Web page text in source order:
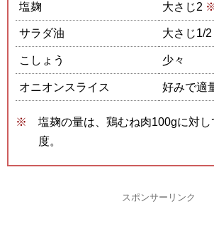
塩麹 大さじ2
サラダ油 大さじ1/2
こしょう 少々
オニオンスライス 好みで適
塩麹の量は、鶏むね肉100gに対し
度。
スポンサーリンク